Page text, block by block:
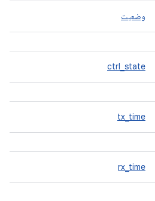
وضعیت
ctrl_state
tx_time
rx_time